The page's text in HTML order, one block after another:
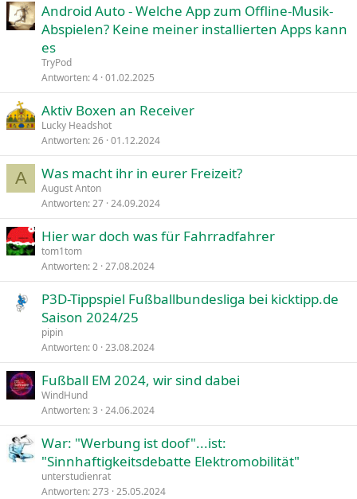
Android Auto - Welche App zum Offline-Musik-
Abspielen? Keine meiner installierten Apps kann
es
TryPod
Antworten 4 01.02.2025
Aktiv Boxen an Receiver
Lucky Headshot
Antworten 26 01.12.2024
A Was macht ihr in eurer Freizeit?
August Anton
Antworten 27 24.09.2024
Hier war doch was für Fahrradfahrer
tom1tom
Antworten 2 27.08.2024
P3D-Tippspiel Fußballbundesliga bei kicktipp.de
Saison 2024/25
pipin
Antworten 0 23.08.2024
Fußball EM 2024, wir sind dabei
WindHund
Antworten 3 24.06.2024
War: "Werbung ist doof"...ist:
"Sinnhaftigkeitsdebatte Elektromobilität"
unterstudienrat
Antworten 273 25.05.2024